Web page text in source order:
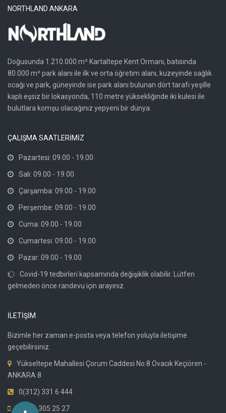
NORTHLAND ANKARA
Doğusunda 1.210.000 m² Kartaltepe Kent Ormanı, batısında
80.000 m² park alanı ile ilk ve orta öğretim alanı, kuzeyinde sağlık
ocağı ve park, güneyinde ise park alanı bulunan dört tarafı yeşille
kaplı eşsiz bir lokasyonda, 110 metre yüksekliğinde iki kulesi ile
bulutlara komşu olacağınız yepyeni bir dünya.
ÇALIŞMA SAATLERİMİZ
Pazartesi: 09.00 - 19.00
Salı: 09.00 - 19.00
Çarşamba: 09.00 - 19.00
Perşembe: 09.00 - 19.00
Cuma: 09.00 - 19.00
Cumartesi: 09.00 - 19.00
Pazar: 09.00 - 19.00
Covid-19 tedbirleri kapsamında değişiklik olabilir. Lütfen
gelmeden önce randevu için arayınız.
İLETİŞİM
Bizimle her zaman e-posta veya telefon yoluyla iletişime
geçebilirsiniz.
Yükseltepe Mahallesi Çorum Caddesi No:8 Ovacık Keçiören -
ANKARA 8
0(312) 331 6 444
0(542) 305 25 27